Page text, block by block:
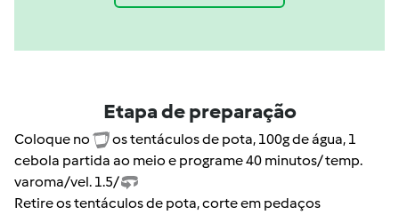
Etapa de preparação
Coloque no
os tentáculos de pota, 100g de água, 1
cebola partida ao meio e programe 40 minutos/ temp.
varoma/vel. 1.5/
Retire os tentáculos de pota, corte em pedaços